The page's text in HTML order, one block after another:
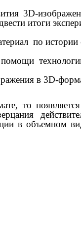
3D-
итоги
по
в 3D-
то
в объемном